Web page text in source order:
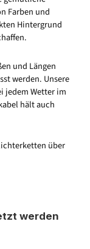
Farben und
Hintergrund
und Längen
werden. Unsere
jedem Wetter im
hält auch
über
werden